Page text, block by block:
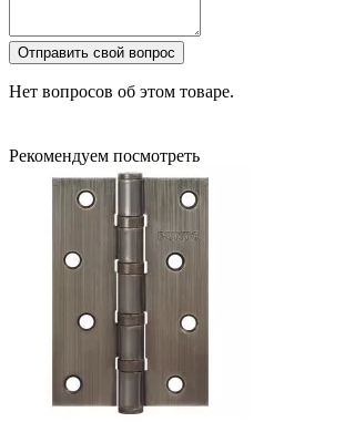
Отправить свой вопрос
Нет вопросов об этом товаре.
Рекомендуем посмотреть